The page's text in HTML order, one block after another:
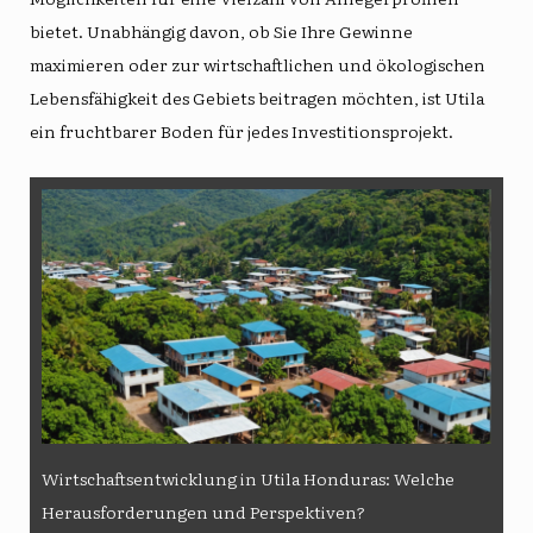
bietet. Unabhängig davon, ob Sie Ihre Gewinne
maximieren oder zur wirtschaftlichen und ökologischen
Lebensfähigkeit des Gebiets beitragen möchten, ist Utila
ein fruchtbarer Boden für jedes Investitionsprojekt.
Wirtschaftsentwicklung in Utila Honduras: Welche
Herausforderungen und Perspektiven?